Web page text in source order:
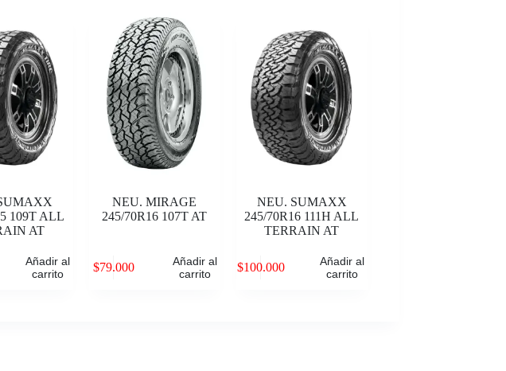
109T ALL
AT
Añadir al
carrito
NEU. MIRAGE
245/70R16 107T AT
$79.000
Añadir al
carrito
NEU. SUMAXX
245/70R16 111H ALL
TERRAIN AT
$100.000
Añadir al
carrito